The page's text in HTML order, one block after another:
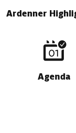
Ardenner
Agenda